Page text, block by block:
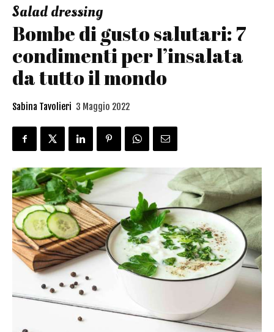
Salad dressing
Bombe di gusto salutari: 7
condimenti per l’insalata
da tutto il mondo
Sabina Tavolieri 3 Maggio 2022